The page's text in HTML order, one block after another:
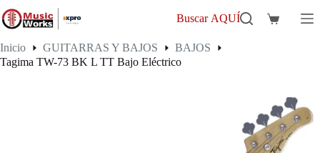
al
contenido
Buscar AQUÍ
Carro
Inicio GUITARRAS Y BAJOS
BAJOS
Tagima TW-73 BK L TT Bajo Eléctrico